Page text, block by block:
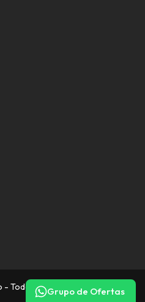
Grupo de Ofertas
Todos os direitos reservados.